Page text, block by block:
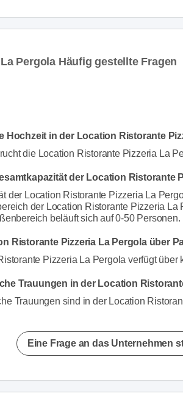
Pergola Häufig gestellte Fragen
Hochzeit in der Location Ristorante
die Location Ristorante Pizzeria La
der Location Ristorante
der Location Ristorante Pizzeria La
der Location Ristorante Pizzeria La
beläuft sich auf 0-50 Personen.
Ristorante Pizzeria La Pergola über
Pizzeria La Pergola verfügt über
Trauungen in der Location
Trauungen sind in der Location
Eine Frage an das Unternehmen